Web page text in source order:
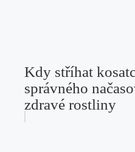
Kdy stříhat
správného
zdravé rostliny